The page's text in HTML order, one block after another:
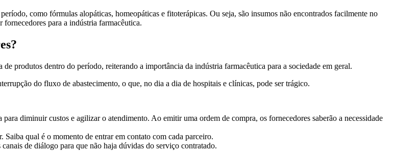
como fórmulas alopáticas, homeopáticas e fitoterápicas. Ou seja, são insumos não encontrados facilmente no
para a indústria farmacêutica.
produtos dentro do período, reiterando a importância da indústria farmacêutica para a sociedade em geral.
do fluxo de abastecimento, o que, no dia a dia de hospitais e clínicas, pode ser trágico.
diminuir custos e agilizar o atendimento. Ao emitir uma ordem de compra, os fornecedores saberão a necessidade
Saiba qual é o momento de entrar em contato com cada parceiro.
de diálogo para que não haja dúvidas do serviço contratado.